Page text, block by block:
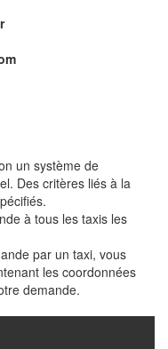
un système de
Des critères liés à la
à tous les taxis les
par un taxi, vous
les coordonnées
demande.